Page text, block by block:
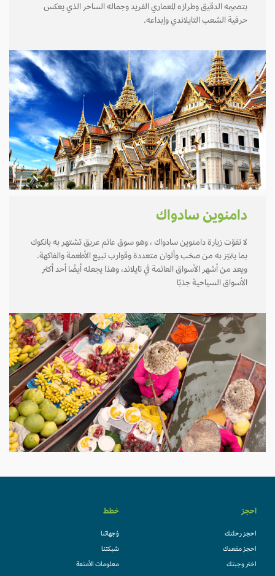
بتصميمه الدقيق وطرازه المعماري الفريد وجماله الساحر الذي يعكس
حرفية الشعب التايلاندي وإبداعه.
دامنوين سادواك
لا تفوّت زيارة دامنوين سادواك ، وهو سوق عائم عريق تشتهر به بانكوك
بما يتميّز به من صخب وألوان متعددة وقوارب تبيع الأطعمة والفاكهة.
ويعد من أشهر الأسواق العائمة في تايلاند، وهذا يجعله أيضًا أحد أكثر
الأسواق السياحية جذبًا
احجز
احجز رحلتك
احجز مقعدك
اختر وجبتك
خطط
وُجهاتنا
شبكتنا
معلومات الأمتعة